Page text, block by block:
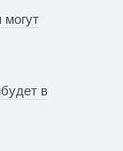
в